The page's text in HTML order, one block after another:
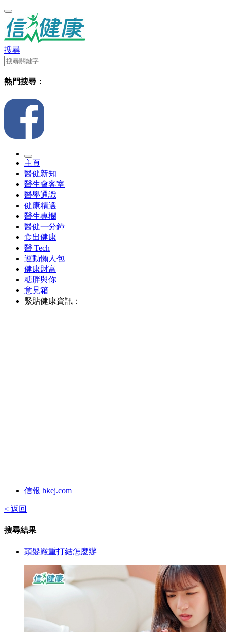
搜尋
熱門搜尋：
主頁
醫健新知
醫生會客室
醫學通識
健康精選
醫生專欄
醫健一分鐘
食出健康
醫 Tech
運動懶人包
健康財富
糖胖與你
意見箱
緊貼健康資訊：
信報 hkej.com
< 返回
搜尋結果
頭髮嚴重打結怎麼辦